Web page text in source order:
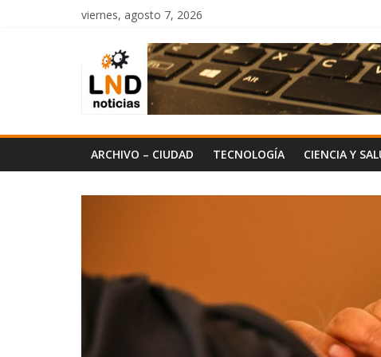
viernes, agosto 7, 2026
LND
Noticias
ARCHIVO – CIUDAD TECNOLOGÍA CIENCIA Y